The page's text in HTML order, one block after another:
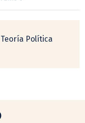
Política